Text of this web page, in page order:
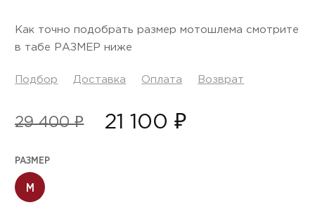
Как точно подобрать размер мотошлема смотрите
в табе РАЗМЕР ниже
Подбор Доставка Оплата Возврат
29 400 ₽ 21 100 ₽
РАЗМЕР
M